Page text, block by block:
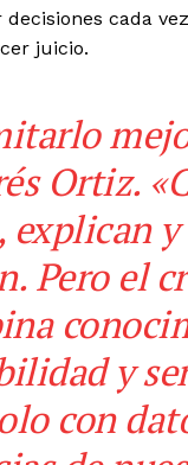
cada
juicio.
Ortiz.
explican
Pero el
y
con